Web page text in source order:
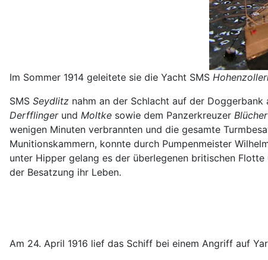
Im Sommer 1914 geleitete sie die Yacht SMS
SMS Seydlitz nahm an der Schlacht auf der
Derfflingerund Moltke sowie dem Panzerkreuzer Blücher
wenigen Minuten verbrannten und die gesamte
Munitionskammern, konnte durch Pumpenmeister
unter Hipper gelang es der überlegenen britischen
der Besatzung ihr Leben.
Am 24. April 1916 lief das Schiff bei einem Angriff auf